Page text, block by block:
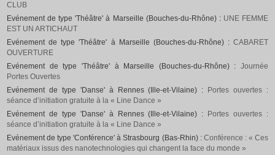
CLUB
Evénement de type 'Théâtre' à Marseille (Bouches-du-Rhône) : UNE FEMME
EST UN ARTICHAUT
Evénement de type 'Théâtre' à Marseille (Bouches-du-Rhône) : CABARET
OUVERTURE
Evénement de type 'Théâtre' à Marseille (Bouches-du-Rhône) : Journée
Portes Ouvertes
Evénement de type 'Danse' à Rennes (Ille-et-Vilaine) :
Portes ouvertes :
séance d’initiation gratuite à la « Line Dance »
Evénement de type 'Danse' à Rennes (Ille-et-Vilaine) :
Portes ouvertes :
séance d’initiation gratuite à la « Line Dance »
Evénement de type 'Conférence' à Strasbourg (Bas-Rhin) : Conférence : « Ces
matériaux issus des nanotechnologies qui changent la face du monde »